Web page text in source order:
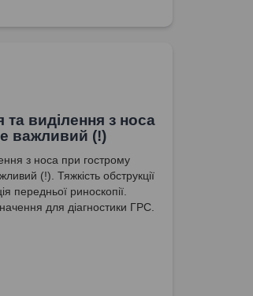
та виділення з носа
важливий (!)
з носа при гострому
(!). Тяжкість обструкції
передньої риноскопії.
для діагностики ГРС.